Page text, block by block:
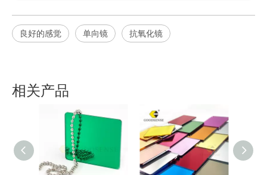
良好的感觉 单向镜 抗氧化镜
相关产品